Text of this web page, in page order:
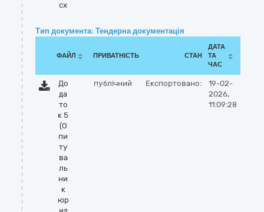
cx
Тип документа: Тендерна документація
ФАЙЛ ПРИВАТНІСТЬ СТАН
ДАТА
ТА
ЧАС
До
да
то
к 5
(О
пи
ту
ва
ль
ни
к
юр
публічний Експортовано:
19-02-
2026,
11:09:28